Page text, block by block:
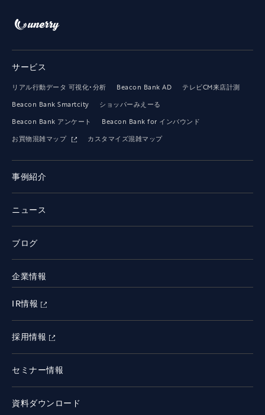
サービス
リアル行動データ 可視化・分析 Beacon Bank AD
テレビCM来店計測
Beacon Bank Smartcity
ショッパーみえーる
Beacon Bank アンケート
Beacon Bank for インバウンド
お買物混雑マップ
カスタマイズ混雑マップ
事例紹介
ニュース
ブログ
企業情報
IR情報
採用情報
セミナー情報
資料ダウンロード